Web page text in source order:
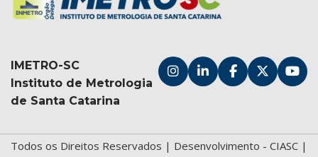
IMETRO-SC
Instituto de Metrologia
de Santa Catarina
Todos os Direitos Reservados | Desenvolvimento - CIASC |